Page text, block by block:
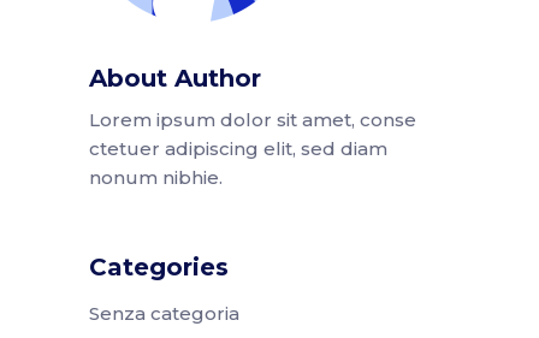
About Author
Lorem ipsum dolor sit amet, conse
ctetuer adipiscing elit, sed diam
nonum nibhie.
Categories
Senza categoria